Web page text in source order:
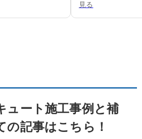
見る
ュート施工事例と補
の記事はこちら！